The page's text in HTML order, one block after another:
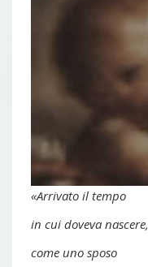
«Arrivato il tempo
in cui doveva nascere,
come uno sposo